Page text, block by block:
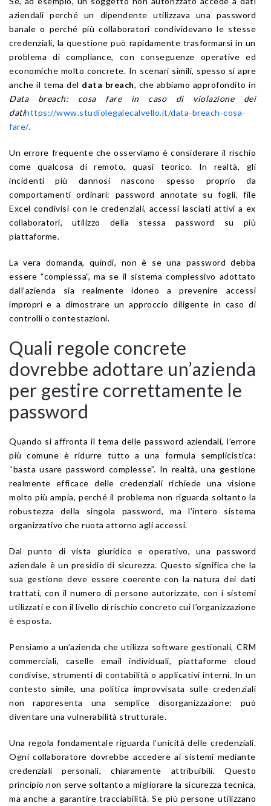
aziendali perché un dipendente utilizzava una password
banale o perché più collaboratori condividevano le stesse
credenziali, la questione può rapidamente trasformarsi in un
problema di compliance, con conseguenze operative ed
economiche molto concrete. In scenari simili, spesso si apre
anche il tema del data breach, che abbiamo approfondito in
Data breach: cosa fare in caso di violazione dei
datihttps://www.studiolegalecalvello.it/data-breach-cosa-
fare/.
Un errore frequente che osserviamo è considerare il rischio
come qualcosa di remoto, quasi teorico. In realtà, gli
incidenti più dannosi nascono spesso proprio da
comportamenti ordinari: password annotate su fogli, file
Excel condivisi con le credenziali, accessi lasciati attivi a ex
collaboratori, utilizzo della stessa password su più
piattaforme.
La vera domanda, quindi, non è se una password debba
essere “complessa”, ma se il sistema complessivo adottato
dall’azienda sia realmente idoneo a prevenire accessi
impropri e a dimostrare un approccio diligente in caso di
controlli o contestazioni.
Quali regole concrete
dovrebbe adottare un’azienda
per gestire correttamente le
password
Quando si affronta il tema delle password aziendali, l’errore
più comune è ridurre tutto a una formula semplicistica:
“basta usare password complesse”. In realtà, una gestione
realmente efficace delle credenziali richiede una visione
molto più ampia, perché il problema non riguarda soltanto la
robustezza della singola password, ma l’intero sistema
organizzativo che ruota attorno agli accessi.
Dal punto di vista giuridico e operativo, una password
aziendale è un presidio di sicurezza. Questo significa che la
sua gestione deve essere coerente con la natura dei dati
trattati, con il numero di persone autorizzate, con i sistemi
utilizzati e con il livello di rischio concreto cui l’organizzazione
è esposta.
Pensiamo a un’azienda che utilizza software gestionali, CRM
commerciali, caselle email individuali, piattaforme cloud
condivise, strumenti di contabilità o applicativi interni. In un
contesto simile, una politica improvvisata sulle credenziali
non rappresenta una semplice disorganizzazione: può
diventare una vulnerabilità strutturale.
Una regola fondamentale riguarda l’unicità delle credenziali.
Ogni collaboratore dovrebbe accedere ai sistemi mediante
credenziali personali, chiaramente attribuibili. Questo
principio non serve soltanto a migliorare la sicurezza tecnica,
ma anche a garantire tracciabilità. Se più persone utilizzano